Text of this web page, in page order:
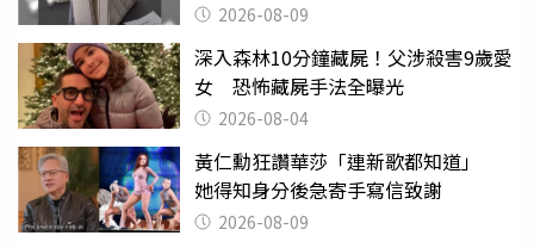
2026-08-09
深入森林10分鐘藏屍！父涉殺害9歲愛
女 恐怖藏屍手法全曝光
2026-08-04
黃仁勳狂讚華莎「連新歌都知道」
她得知身分後急寄手寫信致謝
2026-08-09